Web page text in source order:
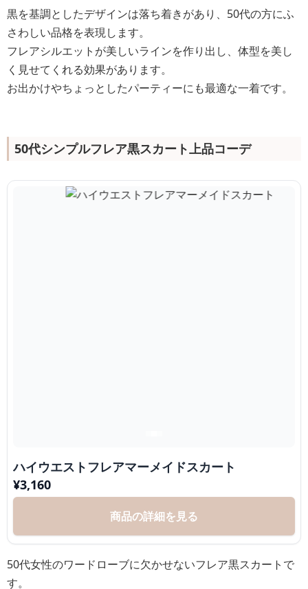
黒を基調としたデザインは落ち着きがあり、50代の方にふ
さわしい品格を表現します。
フレアシルエットが美しいラインを作り出し、体型を美し
く見せてくれる効果があります。
お出かけやちょっとしたパーティーにも最適な一着です。
50代シンプルフレア黒スカート上品コーデ
ハイウエストフレアマーメイドスカート
¥3,160
商品の詳細を見る
50代女性のワードローブに欠かせないフレア黒スカートで
す。